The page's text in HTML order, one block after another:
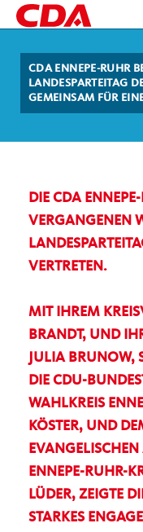
CDA ENNEPE-RUHR
LANDESPARTEITAG
GEMEINSAM FÜR
DIE CDA
VERGANGENEN
VERTRETEN.
MIT IHREM
BRANDT, UND
JULIA BRUNOW,
DIE CDU-
WAHLKREIS
KÖSTER, UND
ENNEPE-RUHR-
LÜDER, ZEIGTE
STARKES